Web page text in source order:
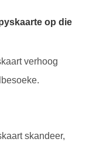
op die
verhoog
skandeer,